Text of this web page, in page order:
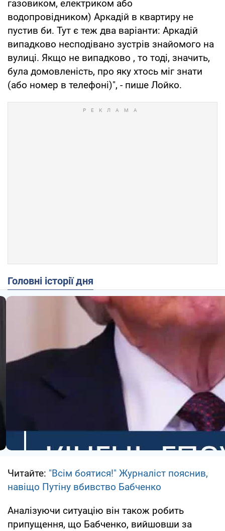
газовиком, електриком або
водопровідником) Аркадій в квартиру не
пустив би. Тут є теж два варіанти: Аркадій
випадково несподівано зустрів знайомого на
вулиці. Якщо не випадково , то тоді, значить,
була домовленість, про яку хтось міг знати
(або номер в телефоні)", - пише Лойко.
Головні історії дня
Читайте: "Всім боятися!" Журналіст пояснив,
навіщо Путіну вбивство Бабченко
Аналізуючи ситуацію він також робить
припущення, що Бабченко, вийшовши за